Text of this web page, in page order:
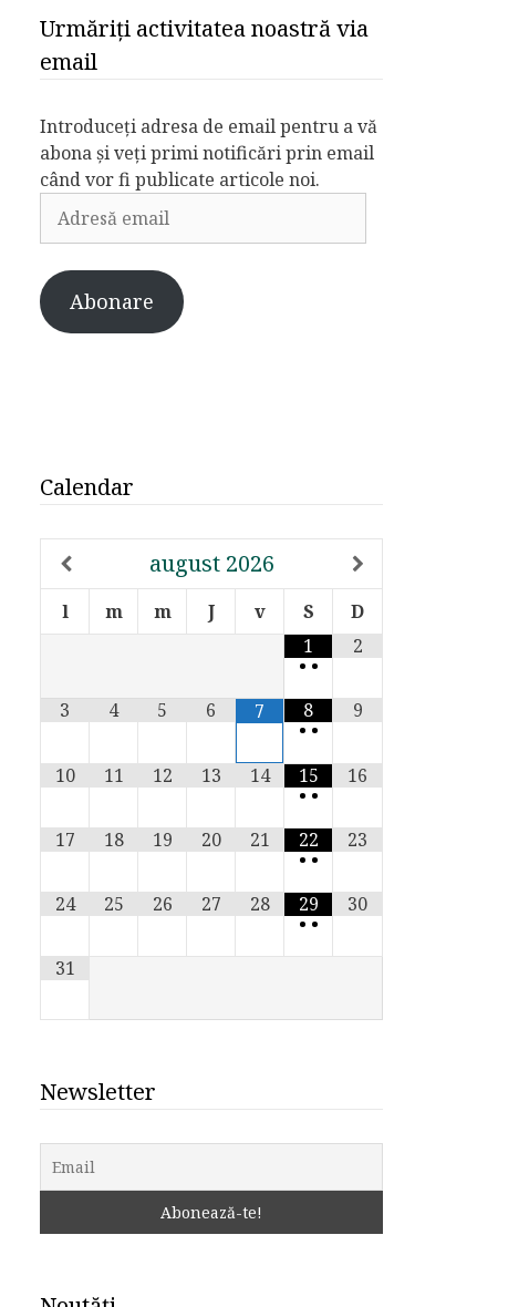
Urmăriți activitatea noastră via
email
Introduceți adresa de email pentru a vă
abona și veți primi notificări prin email
când vor fi publicate articole noi.
Adresă
email
Abonare
Calendar
august 2026
l m m J v S
D
1
• •
2
3 4 5 6 7
8
• •
9
10 11 12 13 14
15
• •
16
17 18 19 20 21
22
• •
23
24 25 26 27 28
29
• •
30
31
Newsletter